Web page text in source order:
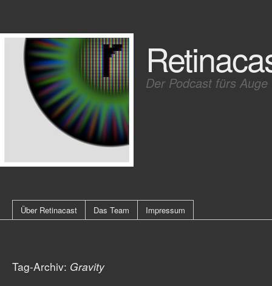
Der Podcast fürs Auge
Über Retinacast Das Team Impressum
Tag-Archiv: Gravity